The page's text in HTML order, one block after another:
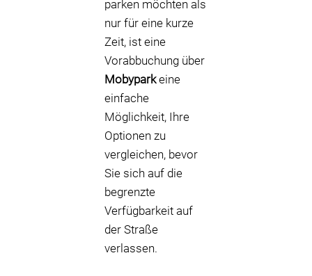
parken möchten als
nur für eine kurze
Zeit, ist eine
Vorabbuchung über
Mobyparkeine
einfache
Möglichkeit, Ihre
Optionen zu
vergleichen, bevor
Sie sich auf die
begrenzte
Verfügbarkeit auf
der Straße
verlassen.